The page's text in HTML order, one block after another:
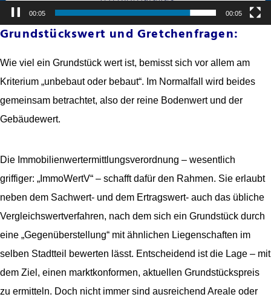
00:05 00:05
Grundstückswert und Gretchenfragen:
Wie viel ein Grundstück wert ist, bemisst sich vor allem am
Kriterium „unbebaut oder bebaut“. Im Normalfall wird beides
gemeinsam betrachtet, also der reine Bodenwert und der
Gebäudewert.
Die Immobilienwertermittlungsverordnung – wesentlich
griffiger: „ImmoWertV“ – schafft dafür den Rahmen. Sie erlaubt
neben dem Sachwert- und dem Ertragswert- auch das übliche
Vergleichswertverfahren, nach dem sich ein Grundstück durch
eine „Gegenüberstellung“ mit ähnlichen Liegenschaften im
selben Stadtteil bewerten lässt. Entscheidend ist die Lage – mit
dem Ziel, einen marktkonformen, aktuellen Grundstückspreis
zu ermitteln. Doch nicht immer sind ausreichend Areale oder